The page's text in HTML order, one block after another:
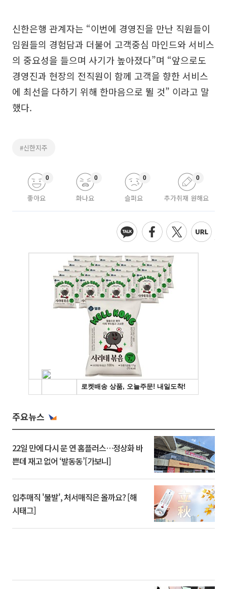
신한은행 관계자는 “이번에 경영진을 만난 직원들이
임원들의 경험담과 더불어 고객중심 마인드와 서비스
의 중요성을 들으며 사기가 높아졌다”며 “앞으로도
경영진과 현장의 전직원이 함께 고객을 향한 서비스
에 최선을 다하기 위해 한마음으로 뛸 것” 이라고 말
했다.
#신한지주
좋아요
0
화나요
0
슬퍼요
0
추가취재 원해요
0
주요뉴스
22일 만에 다시 문 연 홈플러스…정상화 바
쁜데 재고 없어 ‘발동동’[가보니]
입추매직 '불발', 처서매직은 올까요? [해
시태그]